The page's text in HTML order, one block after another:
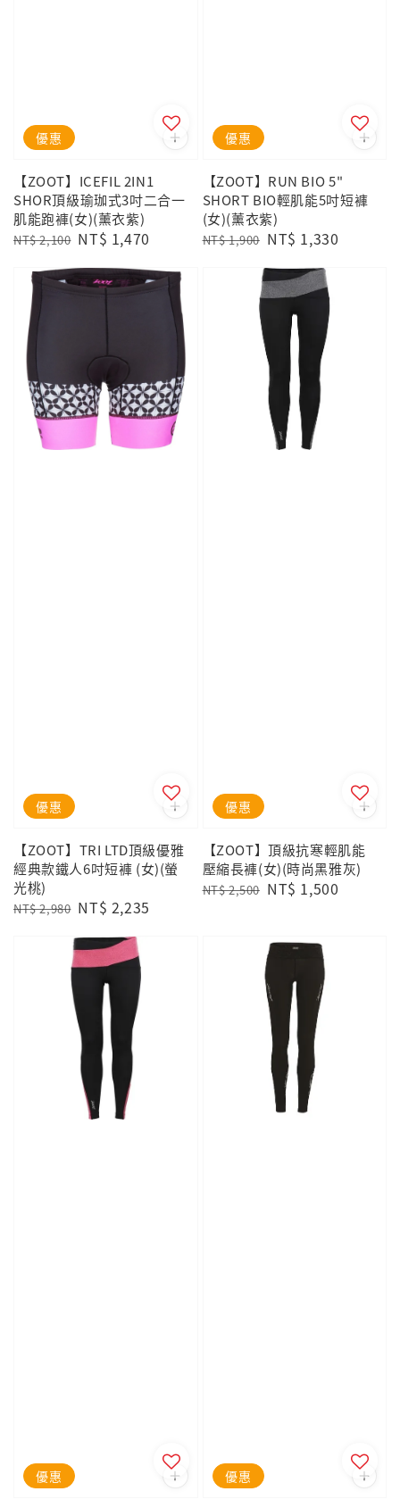
優惠
【ZOOT】ICEFIL 2IN1
SHOR頂級瑜珈式3吋二合一
肌能跑褲(女)(薰衣紫)
Regular
NT$ 2,100 Sale
NT$ 1,470
優惠
【ZOOT】RUN BIO 5"
SHORT BIO輕肌能5吋短褲
(女)(薰衣紫)
Regular
NT$ 1,900 Sale
NT$ 1,330
優惠
【ZOOT】TRI LTD頂級優雅
經典款鐵人6吋短褲 (女)(螢
光桃)
Regular
NT$ 2,980 Sale
NT$ 2,235
優惠
【ZOOT】頂級抗寒輕肌能
壓縮長褲(女)(時尚黑雅灰)
Regular
NT$ 2,500 Sale
NT$ 1,500
優惠 優惠